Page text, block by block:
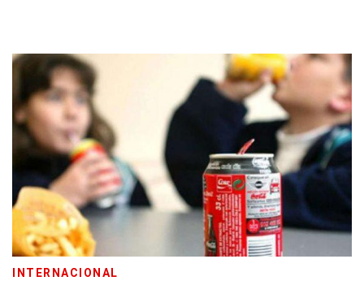
INTERNACIONAL